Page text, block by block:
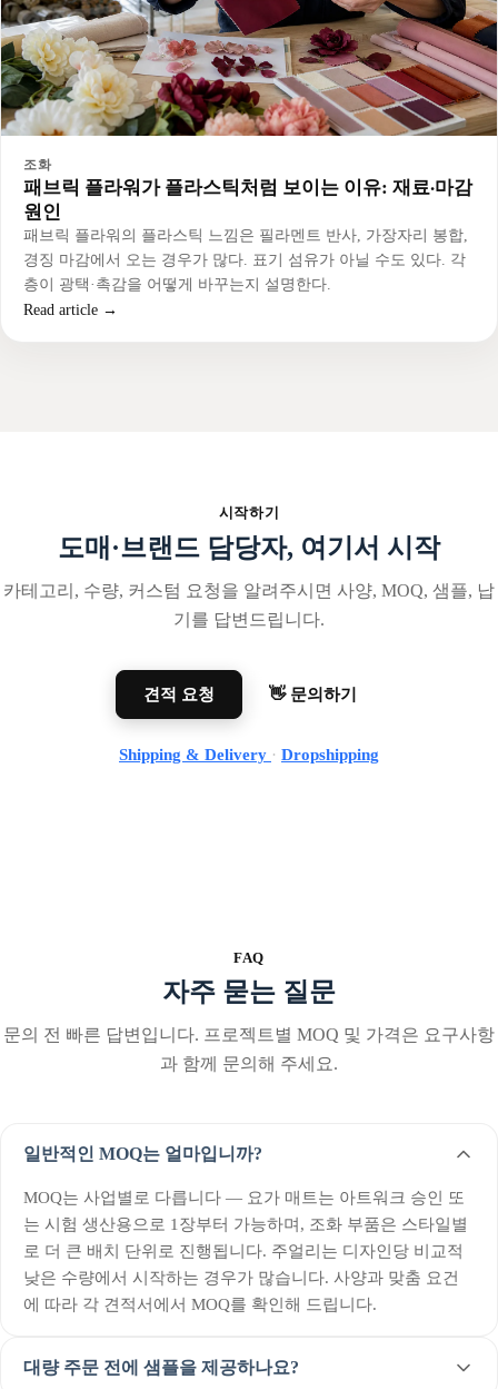
조화
패브릭 플라워가 플라스틱처럼 보이는 이유: 재료·마감
원인
패브릭 플라워의 플라스틱 느낌은 필라멘트 반사, 가장자리 봉합,
경징 마감에서 오는 경우가 많다. 표기 섬유가 아닐 수도 있다. 각
층이 광택·촉감을 어떻게 바꾸는지 설명한다.
Read article →
시작하기
도매·브랜드 담당자, 여기서 시작
카테고리, 수량, 커스텀 요청을 알려주시면 사양, MOQ, 샘플, 납
기를 답변드립니다.
견적 요청 👋 문의하기
Shipping & Delivery · Dropshipping
FAQ
자주 묻는 질문
문의 전 빠른 답변입니다. 프로젝트별 MOQ 및 가격은 요구사항
과 함께 문의해 주세요.
일반적인 MOQ는 얼마입니까?
MOQ는 사업별로 다릅니다 — 요가 매트는 아트워크 승인 또
는 시험 생산용으로 1장부터 가능하며, 조화 부품은 스타일별
로 더 큰 배치 단위로 진행됩니다. 주얼리는 디자인당 비교적
낮은 수량에서 시작하는 경우가 많습니다. 사양과 맞춤 요건
에 따라 각 견적서에서 MOQ를 확인해 드립니다.
대량 주문 전에 샘플을 제공하나요?